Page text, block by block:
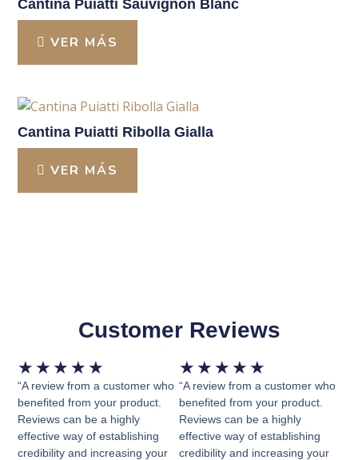
Cantina Puiatti Sauvignon Blanc
VER MÁS
Cantina Puiatti Ribolla Gialla
VER MÁS
Customer Reviews
★ ★ ★ ★ ★
con
5
de
5
“A review from a customer who
benefited from your product.
Reviews can be a highly
effective way of establishing
credibility and increasing your
★ ★ ★ ★ ★
con
5
de
5
“A review from a customer who
benefited from your product.
Reviews can be a highly
effective way of establishing
credibility and increasing your